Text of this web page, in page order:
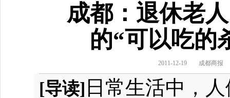
成都：退休老
的“可以吃的
2011-12-19 成都商报
[导读] 日常生活中，